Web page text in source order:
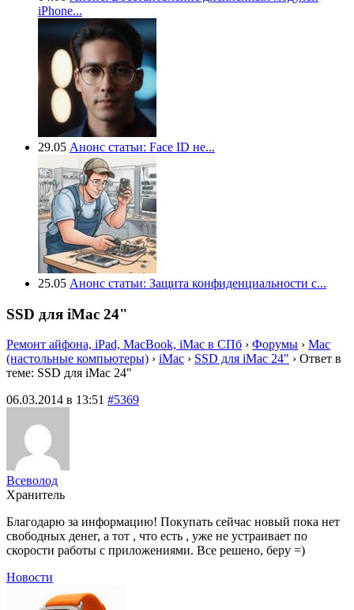
iPhone...
29.05 Анонс статьи: Face ID не...
25.05 Анонс статьи: Защита конфиденциальности с...
SSD для iMac 24"
Ремонт айфона, iPad, MacBook, iMac в СПб › Форумы › Mac
(настольные компьютеры) › iMac › SSD для iMac 24" › Ответ в
теме: SSD для iMac 24"
06.03.2014 в 13:51 #5369
Всеволод
Хранитель
Благодарю за информацию! Покупать сейчас новый пока нет
свободных денег, а тот , что есть , уже не устраивает по
скорости работы с приложениями. Все решено, беру =)
Новости